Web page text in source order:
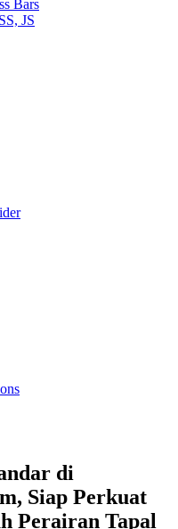
Bars
JS
di
Siap Perkuat
Perairan Tapal